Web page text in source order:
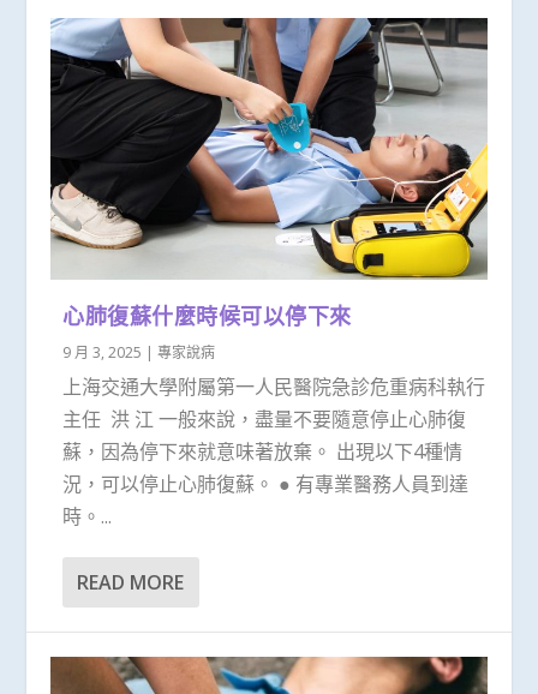
心肺復蘇什麼時候可以停下來
9 月 3, 2025 |專家說病
上海交通大學附屬第一人民醫院急診危重病科執行
主任 洪 江 一般來說，盡量不要隨意停止心肺復
蘇，因為停下來就意味著放棄。 出現以下4種情
況，可以停止心肺復蘇。 ● 有專業醫務人員到達
時。...
READ MORE